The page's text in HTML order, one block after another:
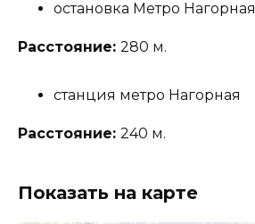
остановка Метро Нагорная
Расстояние: 280 м.
станция метро Нагорная
Расстояние: 240 м.
Показать на карте